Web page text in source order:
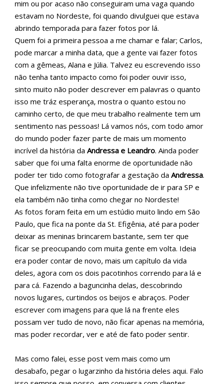
mim ou por acaso não conseguiram uma vaga quando
estavam no Nordeste, foi quando divulguei que estava
abrindo temporada para fazer fotos por lá.
Quem foi a primeira pessoa a me chamar e falar; Carlos,
pode marcar a minha data, que a gente vai fazer fotos
com a gêmeas, Alana e Júlia. Talvez eu escrevendo isso
não tenha tanto impacto como foi poder ouvir isso,
sinto muito não poder descrever em palavras o quanto
isso me tráz esperança, mostra o quanto estou no
caminho certo, de que meu trabalho realmente tem um
sentimento nas pessoas! Lá vamos nós, com todo amor
do mundo poder fazer parte de mais um momento
incrível da história da Andressa e Leandro. Ainda poder
saber que foi uma falta enorme de oportunidade não
poder ter tido como fotografar a gestação da Andressa.
Que infelizmente não tive oportunidade de ir para SP e
ela também não tinha como chegar no Nordeste!
As fotos foram feita em um estúdio muito lindo em São
Paulo, que fica na ponte da St. Efigênia, até para poder
deixar as meninas brincarem bastante, sem ter que
ficar se preocupando com muita gente em volta. Ideia
era poder contar de novo, mais um capítulo da vida
deles, agora com os dois pacotinhos correndo para lá e
para cá. Fazendo a baguncinha delas, descobrindo
novos lugares, curtindos os beijos e abraços. Poder
escrever com imagens para que lá na frente eles
possam ver tudo de novo, não ficar apenas na memória,
mas poder recordar, ver e até de fato poder sentir.
Mas como falei, esse post vem mais como um
desabafo, pegar o lugarzinho da história deles aqui. Falo